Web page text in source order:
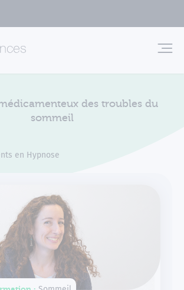
des troubles du
sommeil
en Hypnose
cookies